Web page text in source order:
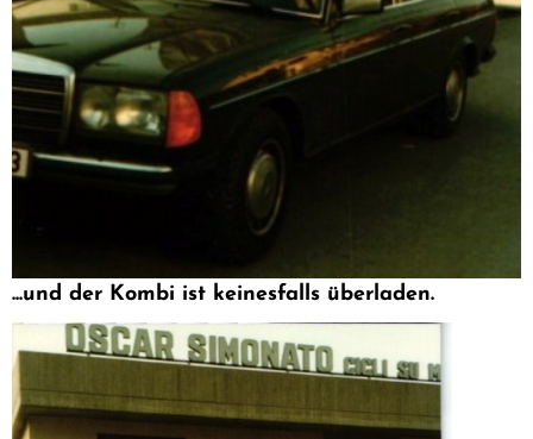
...und der Kombi ist keinesfalls überladen.